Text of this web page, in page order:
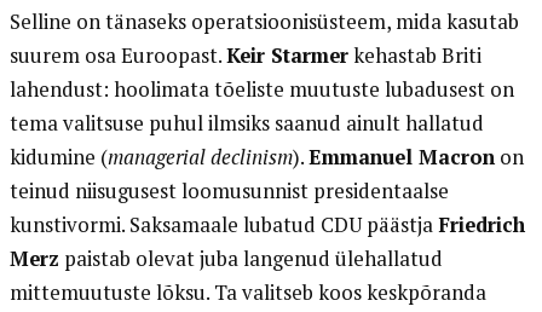
Selline on tänaseks operatsioonisüsteem, mida kasutab
suurem osa Euroopast.Keir Starmerkehastab Briti
lahendust: hoolimata tõeliste muutuste lubadusest on
tema valitsuse puhul ilmsiks saanud ainult hallatud
kidumine (managerial declinism).Emmanuel Macronon
teinud niisugusest loomusunnist presidentaalse
kunstivormi. Saksamaale lubatud CDU päästjaFriedrich
Merz paistab olevat juba langenud ülehallatud
mittemuutuste lõksu. Ta valitseb koos keskpõranda